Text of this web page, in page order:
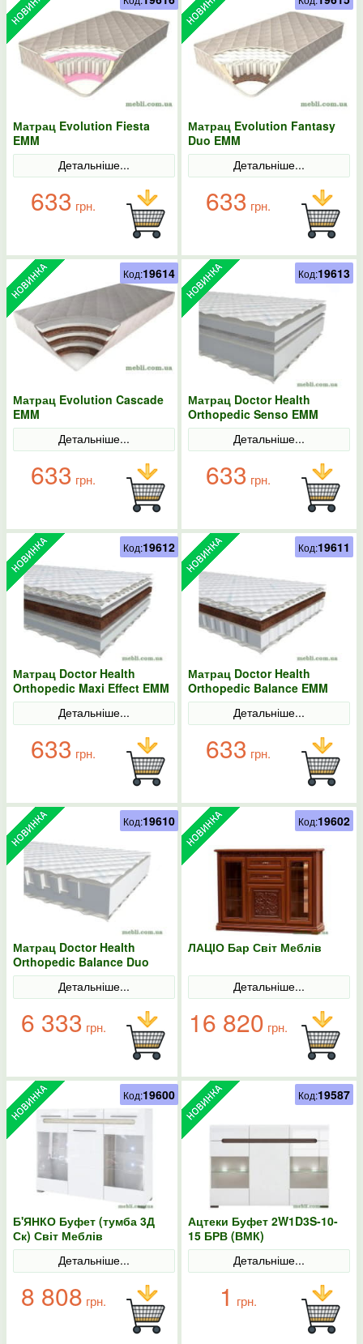
Матрац Evolution Fiesta
EMM
Детальніше...
633 грн.
Матрац Evolution Fantasy
Duo EMM
Детальніше...
633 грн.
Матрац Evolution Cascade
EMM
Детальніше...
633 грн.
Код:19614
Матрац Doctor Health
Orthopedic Senso EMM
Детальніше...
633 грн.
Код:19613
Матрац Doctor Health
Orthopedic Maxi Effect EMM
Детальніше...
633 грн.
Код:19612
Матрац Doctor Health
Orthopedic Balance EMM
Детальніше...
633 грн.
Код:19611
Матрац Doctor Health
Orthopedic Balance Duo
EMM
Детальніше...
6 333 грн.
Код:19610
ЛАЦІО Бар Світ Меблів
Детальніше...
16 820 грн.
Код:19602
Б'ЯНКО Буфет (тумба 3Д
Ск) Світ Меблів
Детальніше...
8 808 грн.
Код:19600
Ацтеки Буфет 2W1D3S-10-
15 БРВ (ВМК)
Детальніше...
1 грн.
Код:19587